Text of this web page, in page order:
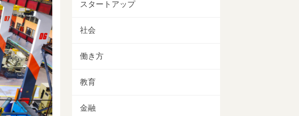
スタートアップ
社会
働き方
教育
金融